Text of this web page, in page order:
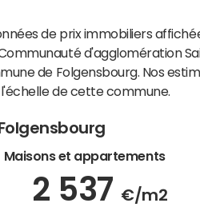
de prix immobiliers
d'agglomération
de Folgensbourg. Nos
de cette commune.
Maisons et appartements
2 537 €/m2